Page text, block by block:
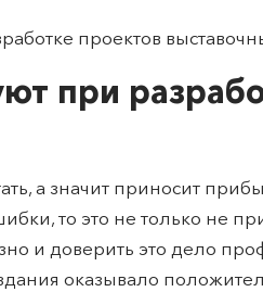
проектов
при
а значит приносит
то это не только не
и доверить это дело
оказывало